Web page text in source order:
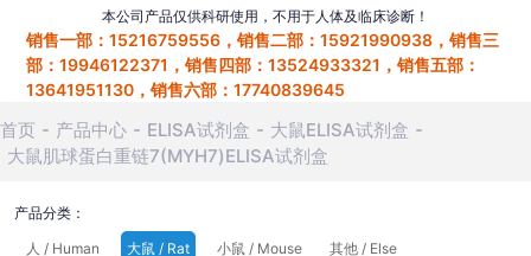
本公司产品仅供科研使用，不用于人体及临床诊断！
销售一部：15216759556，销售二部：15921990938，销售三
部：19946122371，销售四部：13524933321，销售五部：
13641951130，销售六部：17740839645
首页 产品中心 ELISA试剂盒
大鼠ELISA试剂盒
大鼠肌球蛋白重链7(MYH7)ELISA试剂盒
产品分类：
人 / Human
大鼠 / Rat 小鼠 / Mouse 其他 / Else